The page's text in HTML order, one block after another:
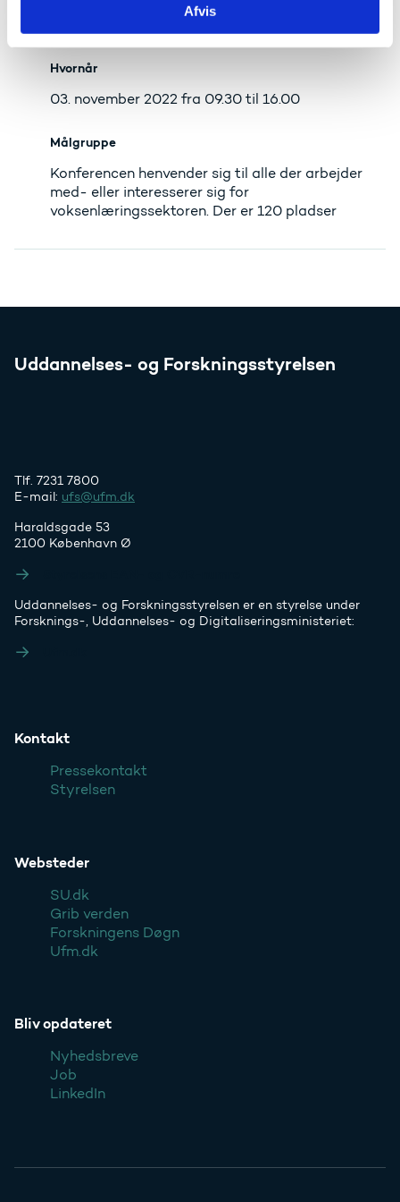
Afvis
Hvornår
03. november 2022 fra 09.30 til 16.00
Målgruppe
Konferencen henvender sig til alle der arbejder
med- eller interesserer sig for
voksenlæringssektoren. Der er 120 pladser
Uddannelses- og Forskningsstyrelsen
Tlf. 7231 7800
E-mail: ufs@ufm.dk
Haraldsgade 53
2100 København Ø
Uddannelses- og Forskningsstyrelsen er en styrelse under
Forsknings-, Uddannelses- og Digitaliseringsministeriet:
Kontakt
Pressekontakt
Styrelsen
Websteder
SU.dk
Grib verden
Forskningens Døgn
Ufm.dk
Bliv opdateret
Nyhedsbreve
Job
LinkedIn